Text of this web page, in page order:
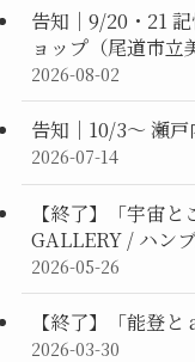
告知｜9/20・21
ョップ（尾道市立
2026-08-02
告知｜10/3〜 瀬戸
2026-07-14
【終了】「宇宙
GALLERY / ハンブ
2026-05-26
【終了】「能登
2026-03-30